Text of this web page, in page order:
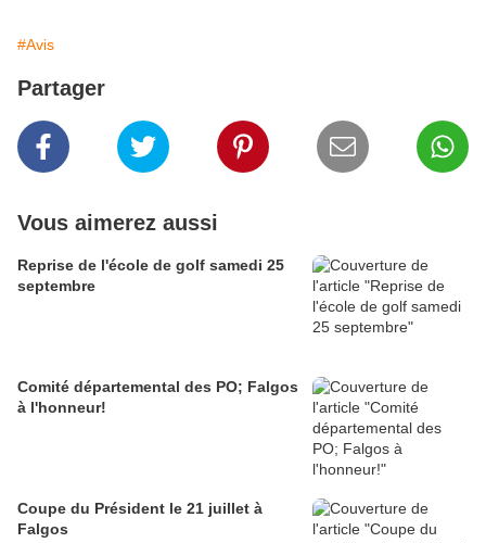
#Avis
Partager
Vous aimerez aussi
Reprise de l'école de golf samedi 25
septembre
Comité départemental des PO; Falgos
à l'honneur!
Coupe du Président le 21 juillet à
Falgos